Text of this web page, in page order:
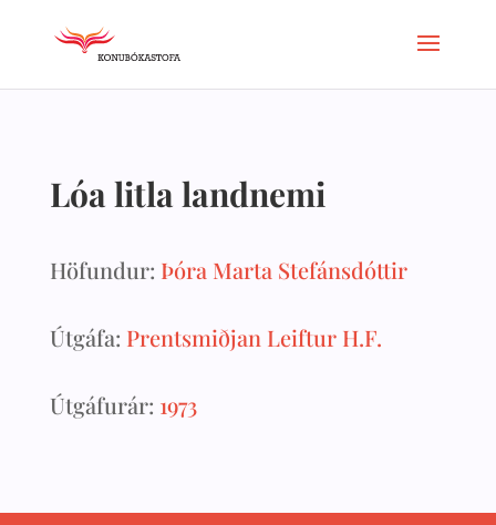
Lóa litla landnemi
Höfundur: Þóra Marta Stefánsdóttir
Útgáfa: Prentsmiðjan Leiftur H.F.
Útgáfurár: 1973